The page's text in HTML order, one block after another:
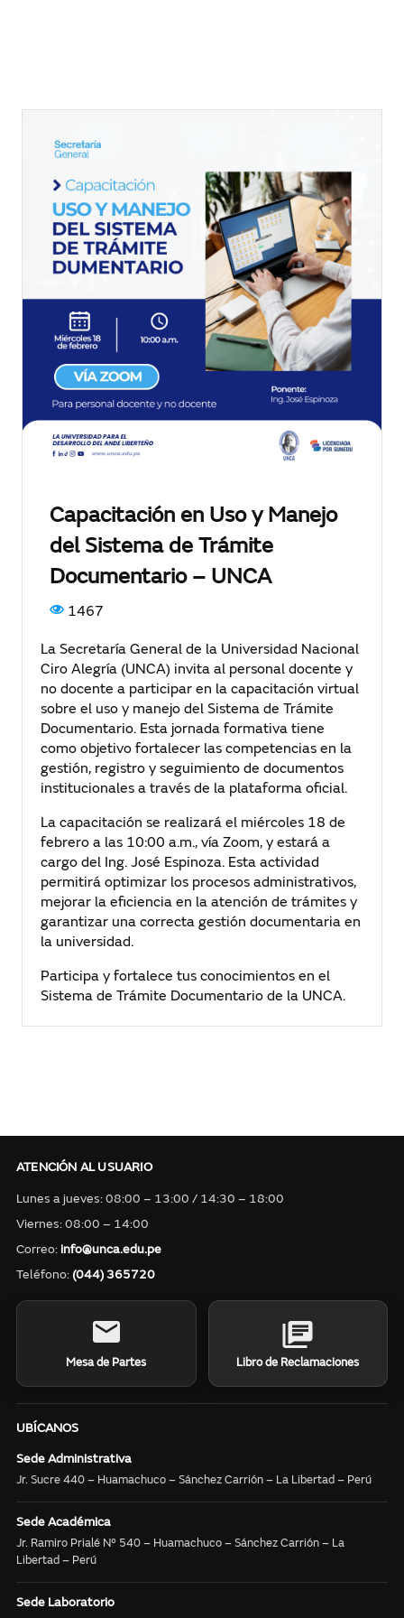
Capacitación en Uso y Manejo
del Sistema de Trámite
Documentario – UNCA
1467
La Secretaría General de la Universidad Nacional
Ciro Alegría (UNCA) invita al personal docente y
no docente a participar en la capacitación virtual
sobre el uso y manejo del Sistema de Trámite
Documentario. Esta jornada formativa tiene
como objetivo fortalecer las competencias en la
gestión, registro y seguimiento de documentos
institucionales a través de la plataforma oficial.
La capacitación se realizará el miércoles 18 de
febrero a las 10:00 a.m., vía Zoom, y estará a
cargo del Ing. José Espinoza. Esta actividad
permitirá optimizar los procesos administrativos,
mejorar la eficiencia en la atención de trámites y
garantizar una correcta gestión documentaria en
la universidad.
Participa y fortalece tus conocimientos en el
Sistema de Trámite Documentario de la UNCA.
ATENCIÓN AL USUARIO
Lunes a jueves: 08:00 – 13:00 / 14:30 – 18:00
Viernes: 08:00 – 14:00
Correo: info@unca.edu.pe
Teléfono: (044) 365720
Mesa de Partes Libro de Reclamaciones
UBÍCANOS
Sede Administrativa
Jr. Sucre 440 – Huamachuco – Sánchez Carrión – La Libertad – Perú
Sede Académica
Jr. Ramiro Prialé N° 540 – Huamachuco – Sánchez Carrión – La
Libertad – Perú
Sede Laboratorio